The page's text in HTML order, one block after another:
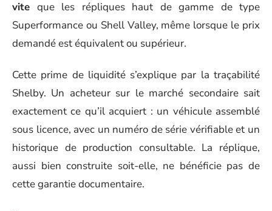
vite que les répliques haut de gamme de type
Superformance ou Shell Valley, même lorsque le prix
demandé est équivalent ou supérieur.
Cette prime de liquidité s’explique par la traçabilité
Shelby. Un acheteur sur le marché secondaire sait
exactement ce qu’il acquiert : un véhicule assemblé
sous licence, avec un numéro de série vérifiable et un
historique de production consultable. La réplique,
aussi bien construite soit-elle, ne bénéficie pas de
cette garantie documentaire.